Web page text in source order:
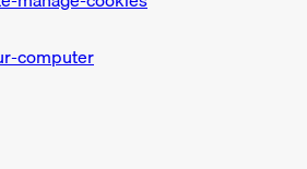
computer